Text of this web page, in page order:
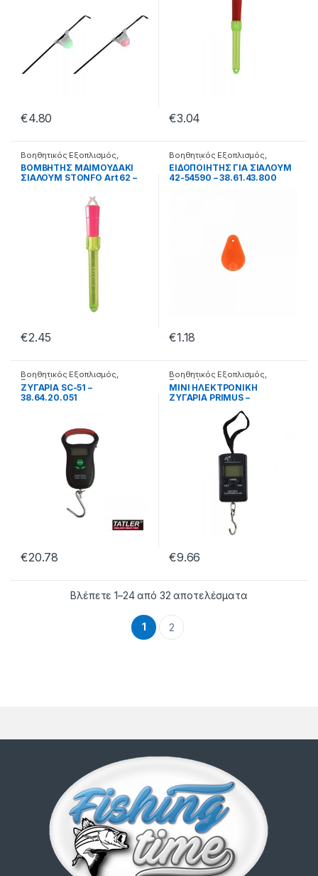
€4.80 €3.04
Βοηθητικός Εξοπλισμός
Βομβητές
ΒΟΜΒΗΤΗΣ ΜΑΪΜΟΥΔΑΚΙ
ΣΙΑΛΟΥΜ STONFO Art 62 –
€2.45
Βοηθητικός Εξοπλισμός
Βομβητές
ΕΙΔΟΠΟΙΗΤΗΣ ΓΙΑ ΣΙΑΛΟΥΜ
42-54590 – 38.61.43.800
€1.18
Βοηθητικός Εξοπλισμός,
Ζυγαριές
ΖΥΓΑΡΙΑ SC-51 –
38.64.20.051
€20.78
Βοηθητικός Εξοπλισμός,
Ζυγαριές
ΜΙΝΙ ΗΛΕΚΤΡΟΝΙΚΗ
ΖΥΓΑΡΙΑ PRIMUS –
€9.66
Βλέπετε 1–24 από 32 αποτελέσματα
1 2